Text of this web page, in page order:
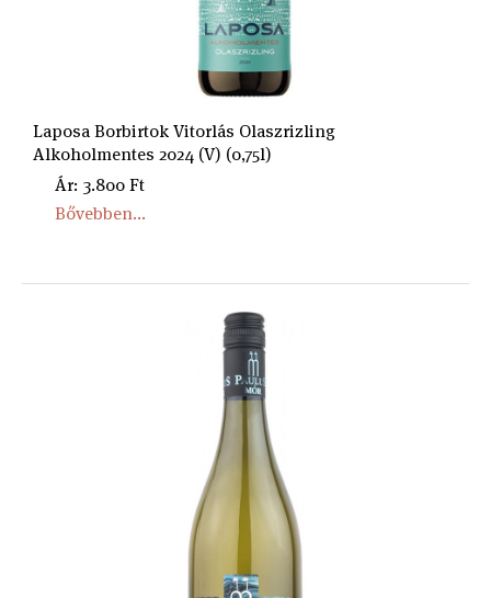
Laposa Borbirtok Vitorlás Olaszrizling
Alkoholmentes 2024 (V) (0,75l)
Ár: 3.800 Ft
Bővebben...